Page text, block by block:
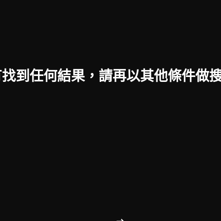
到任何結果，請再以其他條件做